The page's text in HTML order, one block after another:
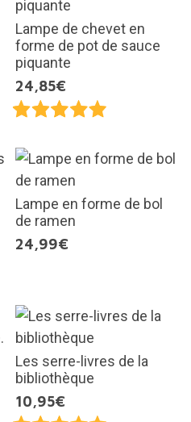
Lampe de chevet en
forme de pot de sauce
piquante
24,85€
Lampe en forme de bol
de ramen
24,99€
Les serre-livres de la
bibliothèque
10,95€